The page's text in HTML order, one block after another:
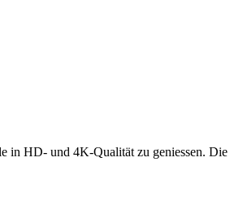
in HD- und 4K-Qualität zu geniessen. Die